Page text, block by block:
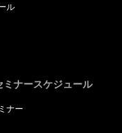
ル
ミナースケジュール
ナー